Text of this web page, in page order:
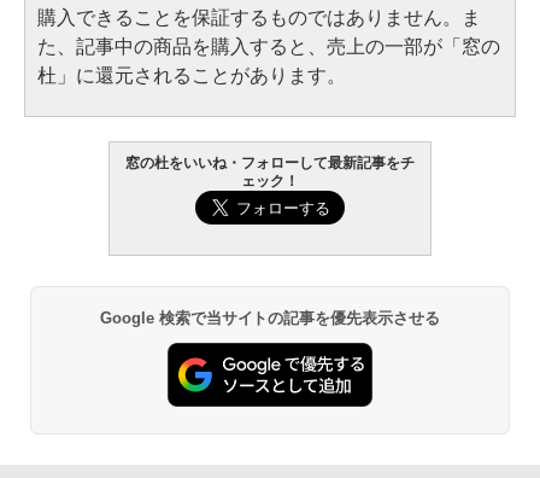
購入できることを保証するものではありません。ま
た、記事中の商品を購入すると、売上の一部が「窓の
杜」に還元されることがあります。
窓の杜をいいね・フォローして最新記事をチ
ェック！
Google 検索で当サイトの記事を優先表示させる